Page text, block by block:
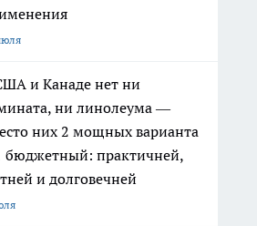
и Канаде нет ни
ни линолеума —
них 2 мощных варианта
бюджетный: практичней,
и долговечней